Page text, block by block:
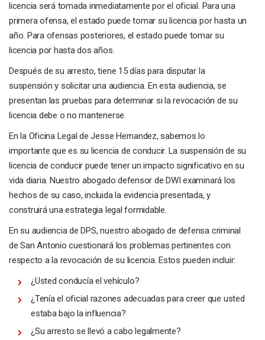
licencia será tomada inmediatamente por el oficial. Para una
primera ofensa, el estado puede tomar su licencia por hasta un
año. Para ofensas posteriores, el estado puede tomar su
licencia por hasta dos años.
Después de su arresto, tiene 15 días para disputar la
suspensión y solicitar una audiencia. En esta audiencia, se
presentan las pruebas para determinar si la revocación de su
licencia debe o no mantenerse.
En la Oficina Legal de Jesse Hernandez, sabemos lo
importante que es su licencia de conducir. La suspensión de su
licencia de conducir puede tener un impacto significativo en su
vida diaria. Nuestro abogado defensor de DWI examinará los
hechos de su caso, incluida la evidencia presentada, y
construirá una estrategia legal formidable.
En su audiencia de DPS, nuestro abogado de defensa criminal
de San Antonio cuestionará los problemas pertinentes con
respecto a la revocación de su licencia. Estos pueden incluir:
¿Usted conducía el vehículo?
¿Tenía el oficial razones adecuadas para creer que usted
estaba bajo la influencia?
¿Su arresto se llevó a cabo legalmente?